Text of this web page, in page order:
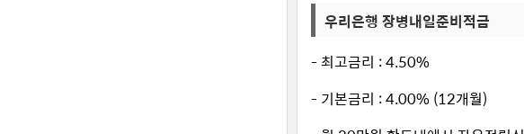
우리은행 장병내일준비적금
- 최고금리 : 4.50%
- 기본금리 : 4.00% (12개월)